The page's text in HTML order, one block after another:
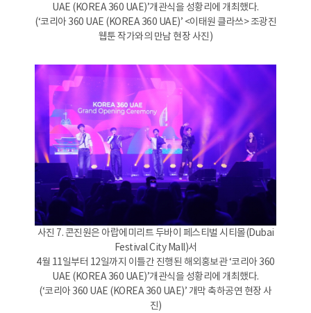
UAE (KOREA 360 UAE)’개관식을 성황리에 개최했다.
(‘코리아 360 UAE (KOREA 360 UAE)’ <이태원 클라쓰> 조광진
웹툰 작가와의 만남 현장 사진)
사진 7. 콘진원은 아랍에미리트 두바이 페스티벌 시티몰(Dubai
Festival City Mall)서
4월 11일부터 12일까지 이틀간 진행된 해외홍보관 ‘코리아 360
UAE (KOREA 360 UAE)’개관식을 성황리에 개최했다.
(‘코리아 360 UAE (KOREA 360 UAE)’ 개막 축하공연 현장 사
진)